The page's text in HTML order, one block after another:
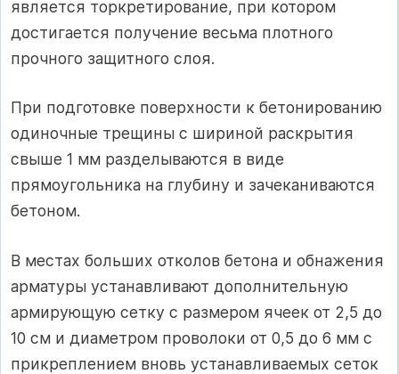
является торкретирование, при котором
достигается получение весьма плотного
прочного защитного слоя.
При подготовке поверхности к бетонированию
одиночные трещины с шириной раскрытия
свыше 1 мм разделываются в виде
прямоугольника на глубину и зачеканиваются
бетоном.
В местах больших отколов бетона и обнажения
арматуры устанавливают дополнительную
армирующую сетку с размером ячеек от 2,5 до
10 см и диаметром проволоки от 0,5 до 6 мм с
прикреплением вновь устанавливаемых сеток